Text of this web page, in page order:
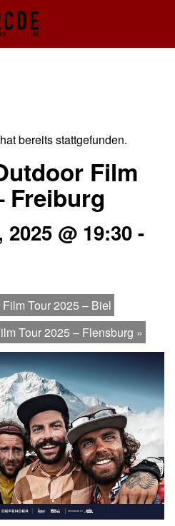
bereits stattgefunden.
Film
Freiburg
@ 19:30 -
Tour 2025 – Biel
Tour 2025 – Flensburg »